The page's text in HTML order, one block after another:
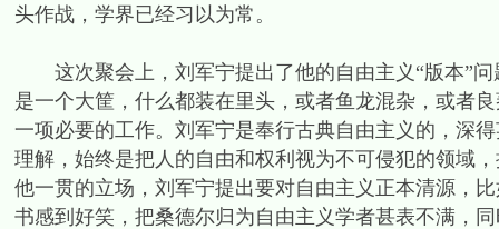
头作战，学界已经习以为常。
这次聚会上，刘军宁提出了他的自由主义“版本”问
是一个大筐，什么都装在里头，或者鱼龙混杂，或者
一项必要的工作。刘军宁是奉行古典自由主义的，深
理解，始终是把人的自由和权利视为不可侵犯的领域
他一贯的立场，刘军宁提出要对自由主义正本清源，
书感到好笑，把桑德尔归为自由主义学者甚表不满，